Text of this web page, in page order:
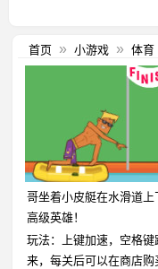
首页 » 小游戏 » 体育
哥坐着小皮艇在水滑道
高级英雄！
玩法：上键加速，空格
来，每关后可以在商店购